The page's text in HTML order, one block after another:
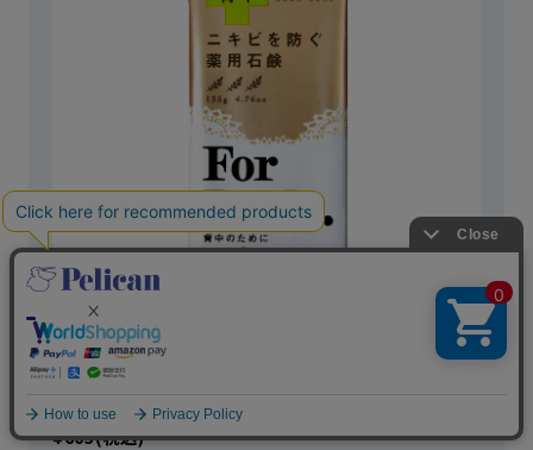
薬用石鹸 For Back（フォーバック）
¥605(税込)